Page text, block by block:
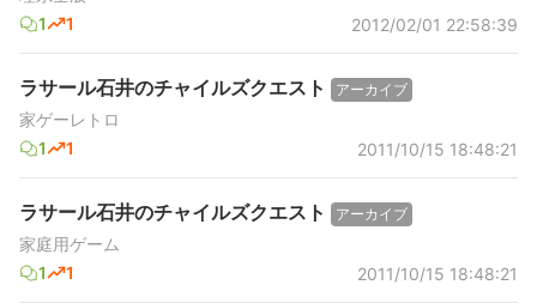
1
1 2012/02/01 22:58:39
ラサール石井のチャイルズクエスト アーカイブ
家ゲーレトロ
1
1 2011/10/15 18:48:21
ラサール石井のチャイルズクエスト アーカイブ
家庭用ゲーム
1
1 2011/10/15 18:48:21